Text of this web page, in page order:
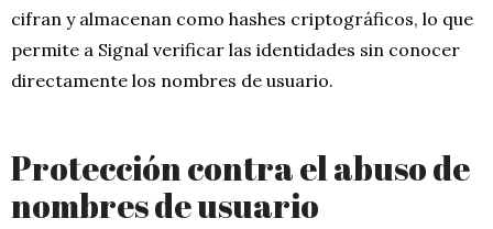
cifran y almacenan como hashes criptográficos, lo que
permite a Signal verificar las identidades sin conocer
directamente los nombres de usuario.
Protección contra el abuso de
nombres de usuario